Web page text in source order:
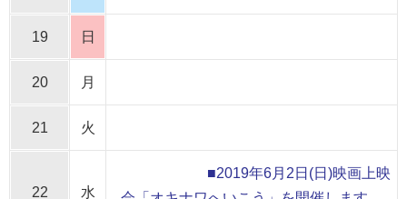
19 日
20 月
21 火
22 水
■2019年6月2日(日)映画上映